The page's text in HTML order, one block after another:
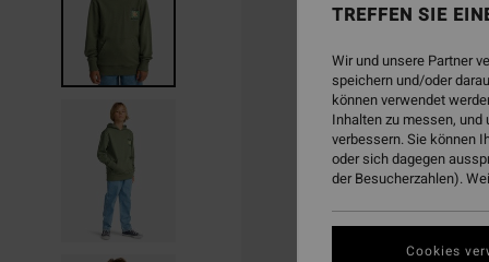
TREFFEN SIE
Wir und unsere Partner
speichern und/oder
können verwendet
Inhalten zu messen, und
verbessern. Sie können
oder sich dagegen
der Besucherzahlen).
Cookies